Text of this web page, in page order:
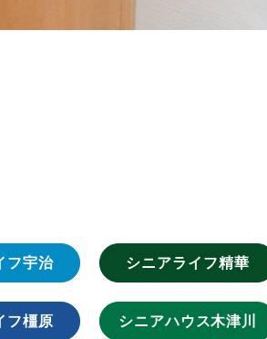
フ宇治 シニアライフ精華
フ橿原 シニアハウス木津川